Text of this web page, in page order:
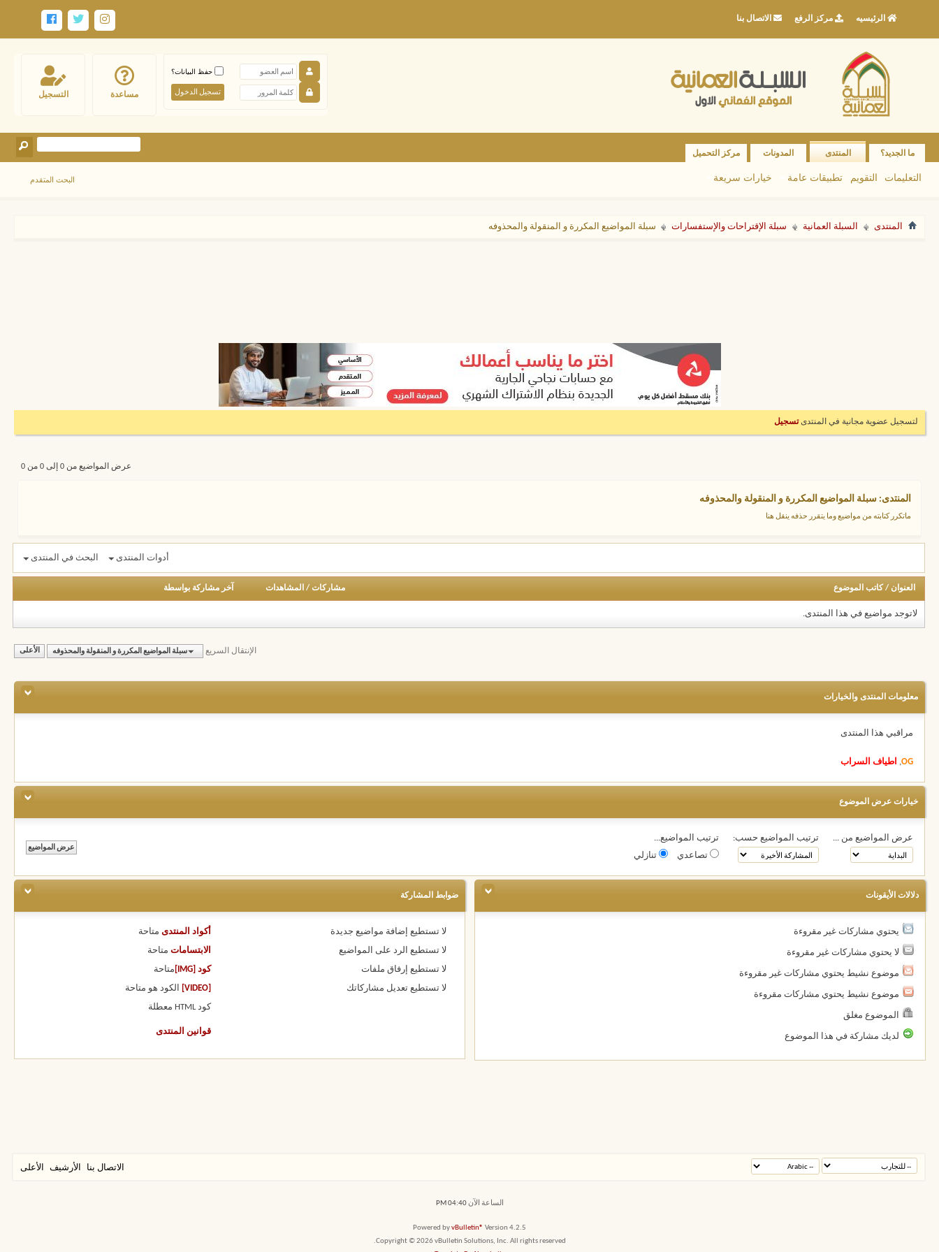
الرئيسيه مركز الرفع الاتصال بنا
التسجيل مساعدة
حفظ البيانات؟
ما الجديد؟ المنتدى
التعليمات التقويم تطبيقات عامة خيارات سريعة
المدونات مركز التحميل
البحث المتقدم
المنتدى السبلة العمانية سبلة الإقتراحات والإستفسارات سبلة المواضيع المكررة و المنقولة والمحذوفه
لتسجيل عضوية مجانية في المنتدىتسجيل
عرض المواضيع من 0 إلى 0 من 0
المنتدى: سبلة المواضيع المكررة و المنقولة والمحذوفه
ماتكرر كتابته من مواضيع وما يتقرر حذفه ينقل هنا
أدوات المنتدى البحث في المنتدى
العنوان / كاتب الموضوع مشاركات/ المشاهدات آخر مشاركة بواسطة
لاتوجد مواضيع في هذا المنتدى.
الإنتقال السريع سبلة المواضيع المكررة و المنقولة والمحذوفه الأعلى
معلومات المنتدى والخيارات
مراقبي هذا المنتدى
OG اطياف السراب
خيارات عرض الموضوع
عرض المواضيع من ... ترتيب المواضيع حسب:
ترتيب المواضيع...
تصاعدي
تنازلي
دلالات الأيقونات
يحتوي مشاركات غير مقروءة
لا يحتوي مشاركات غير مقروءة
موضوع نشيط يحتوي مشاركات غير مقروءة
موضوع نشيط يحتوي مشاركات مقروءة
الموضوع مغلق
لديك مشاركة في هذا الموضوع
ضوابط المشاركة
لا تستطيع إضافة مواضيع جديدة
لا تستطيع الرد على المواضيع
لا تستطيع إرفاق ملفات
لا تستطيع تعديل مشاركاتك
أكواد المنتدى متاحة
الابتسامات متاحة
كود [IMG] متاحة
[VIDEO] الكود هو متاحة
كود HTML معطلة
قوانين المنتدى
الاتصال بنا الأرشيف الأعلى
الساعة الآن04:40 PM
Powered byvBulletin® Version 4.2.5
Copyright © 2026 vBulletin Solutions, Inc. All rights reserved.